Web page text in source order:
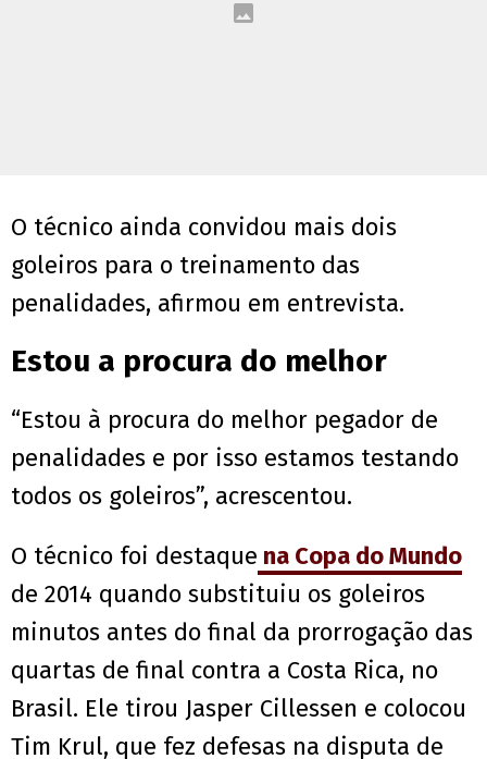
O técnico ainda convidou mais dois
goleiros para o treinamento das
penalidades, afirmou em entrevista.
Estou a procura do melhor
“Estou à procura do melhor pegador de
penalidades e por isso estamos testando
todos os goleiros”, acrescentou.
O técnico foi destaque na Copa do Mundo
de 2014 quando substituiu os goleiros
minutos antes do final da prorrogação das
quartas de final contra a Costa Rica, no
Brasil. Ele tirou Jasper Cillessen e colocou
Tim Krul, que fez defesas na disputa de